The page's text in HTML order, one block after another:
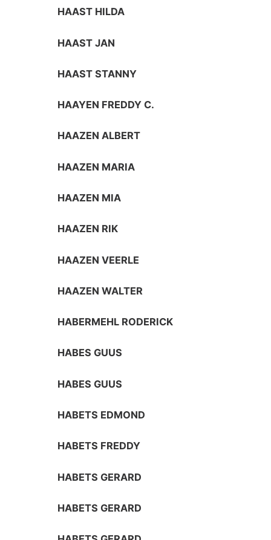
HAAST HILDA
HAAST JAN
HAAST STANNY
HAAYEN FREDDY C.
HAAZEN ALBERT
HAAZEN MARIA
HAAZEN MIA
HAAZEN RIK
HAAZEN VEERLE
HAAZEN WALTER
HABERMEHL RODERICK
HABES GUUS
HABES GUUS
HABETS EDMOND
HABETS FREDDY
HABETS GERARD
HABETS GERARD